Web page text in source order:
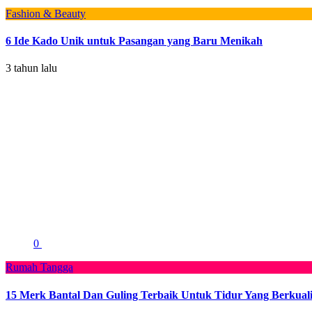
Fashion & Beauty
6 Ide Kado Unik untuk Pasangan yang Baru Menikah
3 tahun lalu
0
Rumah Tangga
15 Merk Bantal Dan Guling Terbaik Untuk Tidur Yang